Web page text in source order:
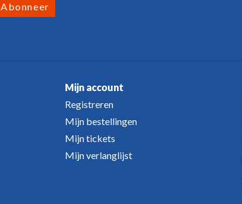
Abonneer
Mijn account
Registreren
Mijn bestellingen
Mijn tickets
Mijn verlanglijst